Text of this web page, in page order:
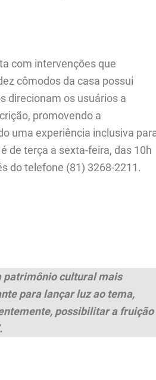
com intervenções que
cômodos da casa possui
direcionam os usuários a
promovendo a
uma experiência inclusiva
de terça a sexta-feira, das 10h
do telefone (81) 3268-2211.
patrimônio cultural mais
para lançar luz ao tema,
possibilitar a fruição